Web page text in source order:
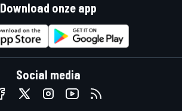
Download onze app
Social media